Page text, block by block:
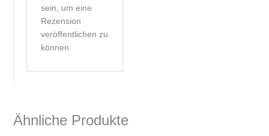
sein, um eine
Rezension
veröffentlichen zu
können.
Ähnliche Produkte